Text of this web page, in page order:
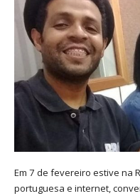
Em 7 de fevereiro estive na
portuguesa e internet,